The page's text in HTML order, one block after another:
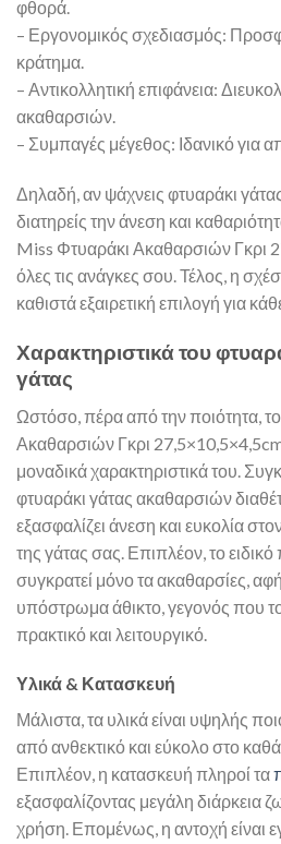
φθορά.
– Εργονομικός σχεδιασμός:
κράτημα.
– Αντικολλητική επιφάνεια:
ακαθαρσιών.
– Συμπαγές μέγεθος: Ιδανικό για
Δηλαδή, αν ψάχνεις φτυαράκι
διατηρείς την άνεση και
Miss Φτυαράκι Ακαθαρσιών Γκρι
όλες τις ανάγκες σου. Τέλος, η
καθιστά εξαιρετική επιλογή για
Χαρακτηριστικά του
γάτας
Ωστόσο, πέρα από την ποιότητα,
Ακαθαρσιών Γκρι 27,5×10,5×4,5cm
μοναδικά χαρακτηριστικά του.
φτυαράκι γάτας ακαθαρσιών
εξασφαλίζει άνεση και ευκολία
της γάτας σας. Επιπλέον, το
συγκρατεί μόνο τα ακαθαρσίες,
υπόστρωμα άθικτο, γεγονός που το
πρακτικό και λειτουργικό.
Υλικά & Κατασκευή
Μάλιστα, τα υλικά είναι υψηλής
από ανθεκτικό και εύκολο στο
Επιπλέον, η κατασκευή πληροί τα
εξασφαλίζοντας μεγάλη διάρκεια
χρήση. Επομένως, η αντοχή είναι